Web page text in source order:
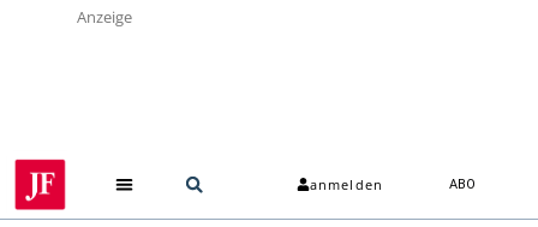
Anzeige
anmelden ABO